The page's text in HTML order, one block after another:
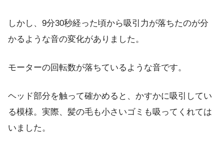
しかし、9分30秒経った頃から吸引力が落ちたのが分
かるような音の変化がありました。
モーターの回転数が落ちているような音です。
ヘッド部分を触って確かめると、かすかに吸引してい
る模様。実際、髪の毛も小さいゴミも吸ってくれては
いました。